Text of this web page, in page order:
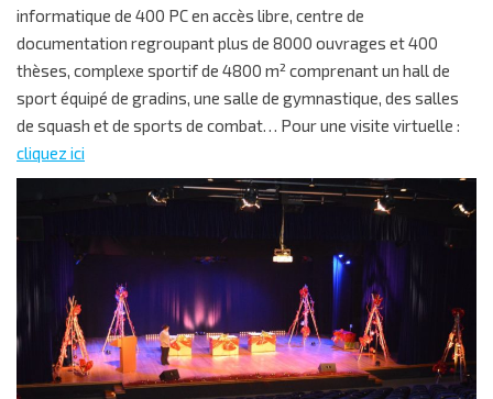
informatique de 400 PC en accès libre, centre de
documentation regroupant plus de 8000 ouvrages et 400
thèses, complexe sportif de 4800 m² comprenant un hall de
sport équipé de gradins, une salle de gymnastique, des salles
de squash et de sports de combat… Pour une visite virtuelle :
cliquez ici